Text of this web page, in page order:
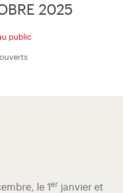
2025
public
le 1 er janvier et